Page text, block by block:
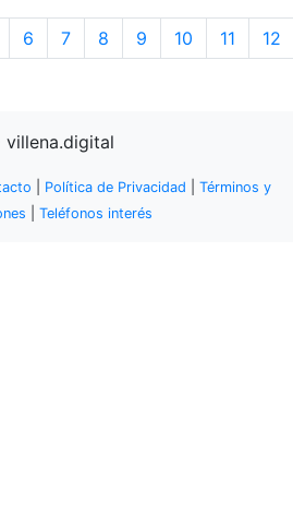
6 7 8 9 10 11 12
Política de Privacidad
Términos y
Teléfonos interés